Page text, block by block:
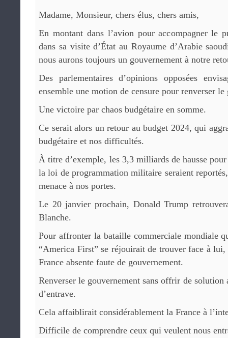
Madame, Monsieur, chers élus, chers amis,
En montant dans l’avion pour accompagner le
dans sa visite d’État au Royaume d’Arabie
nous aurons toujours un gouvernement à notre
Des parlementaires d’opinions opposées
ensemble une motion de censure pour renverser le
Une victoire par chaos budgétaire en somme.
Ce serait alors un retour au budget 2024, qui
budgétaire et nos difficultés.
À titre d’exemple, les 3,3 milliards de hausse
la loi de programmation militaire seraient
menace à nos portes.
Le 20 janvier prochain, Donald Trump
Blanche.
Pour affronter la bataille commerciale mondiale
“America First” se réjouirait de trouver face à
France absente faute de gouvernement.
Renverser le gouvernement sans offrir de
d’entrave.
Cela affaiblirait considérablement la France à
Difficile de comprendre ceux qui veulent nous